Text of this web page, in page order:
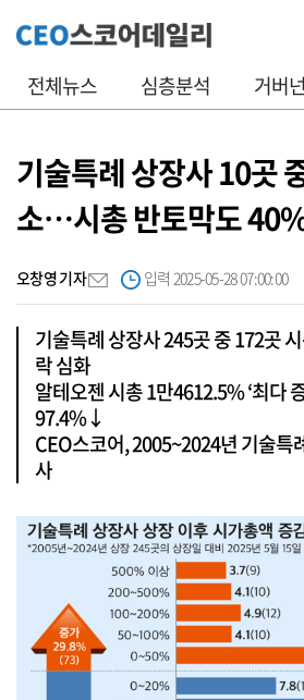
전체뉴스 심층분석 거버
기술특례 상장사 10곳
소…시총 반토막도
오창영 기자 입력 2025-05-28 07:00:00
기술특례 상장사 245곳 중 172곳
락 심화
알테오젠 시총 1만4612.5% ‘최다
97.4%↓
CEO스코어, 2005~2024년 기술특
사